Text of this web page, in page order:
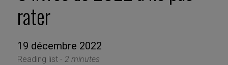
rater
19 décembre 2022
Reading list - 2 minutes